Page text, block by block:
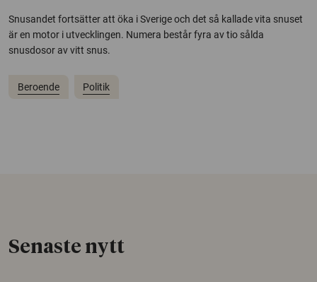
Snusandet fortsätter att öka i Sverige och det så kallade vita snuset
är en motor i utvecklingen. Numera består fyra av tio sålda
snusdosor av vitt snus.
Beroende Politik
Senaste nytt